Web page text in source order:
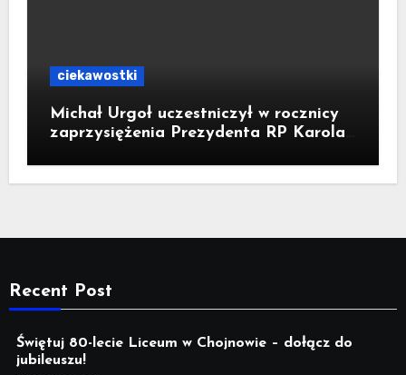
ciekawostki
Michał Urgoł uczestniczył w rocznicy
zaprzysiężenia Prezydenta RP Karola
Recent Post
Świętuj 80-lecie Liceum w Chojnowie – dołącz do
jubileuszu!